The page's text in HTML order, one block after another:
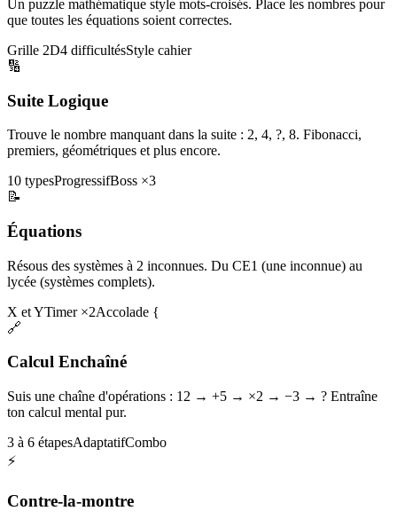
Un puzzle mathématique style mots-croisés. Place les nombres pour
que toutes les équations soient correctes.
Grille 2D4 difficultésStyle cahier
🔢
Suite Logique
Trouve le nombre manquant dans la suite : 2, 4, ?, 8. Fibonacci,
premiers, géométriques et plus encore.
10 typesProgressifBoss ×3
📝
Équations
Résous des systèmes à 2 inconnues. Du CE1 (une inconnue) au
lycée (systèmes complets).
X et YTimer ×2Accolade {
🔗
Calcul Enchaîné
Suis une chaîne d'opérations : 12 → +5 → ×2 → −3 → ? Entraîne
ton calcul mental pur.
3 à 6 étapesAdaptatifCombo
⚡
Contre-la-montre